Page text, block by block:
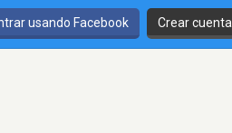
usando Facebook Crear cuenta